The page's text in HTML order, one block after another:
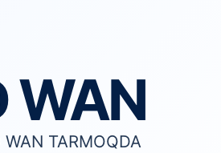
WAN
TARMOQDA